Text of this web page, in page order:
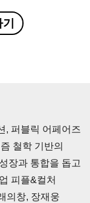
, 퍼블릭 어페어즈
철학 기반의
장과 통합을 돕고
피플&컬처
의창, 장재웅